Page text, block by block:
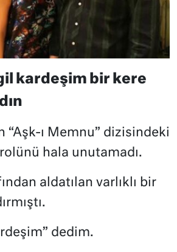
kardeşim bir kere
“Aşk-ı Memnu” dizisindeki
hala unutamadı.
aldatılan varlıklı bir
dedim.